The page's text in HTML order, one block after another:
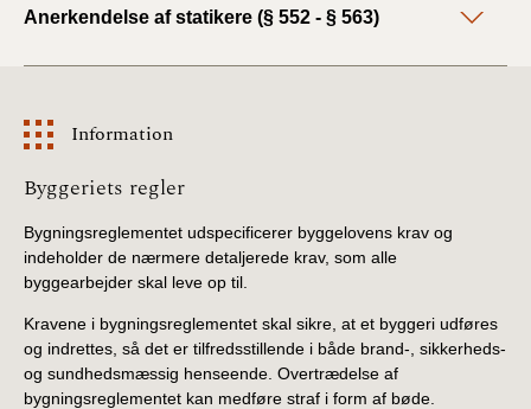
Anerkendelse af statikere (§ 552 - § 563)
Information
Information
Byggeriets regler
Bygningsreglementet udspecificerer byggelovens krav og
indeholder de nærmere detaljerede krav, som alle
byggearbejder skal leve op til.
Kravene i bygningsreglementet skal sikre, at et byggeri udføres
og indrettes, så det er tilfredsstillende i både brand-, sikkerheds-
og sundhedsmæssig henseende. Overtrædelse af
bygningsreglementet kan medføre straf i form af bøde.